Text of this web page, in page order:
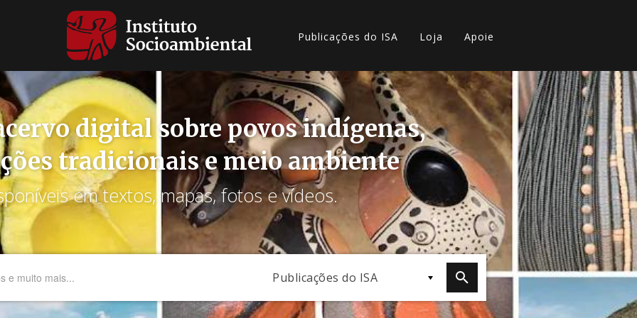
Publicações do ISA Loja Apoie
digital sobre povos indígenas,
tradicionais e meio ambiente
em textos, mapas, fotos e vídeos.
Publicações do ISA